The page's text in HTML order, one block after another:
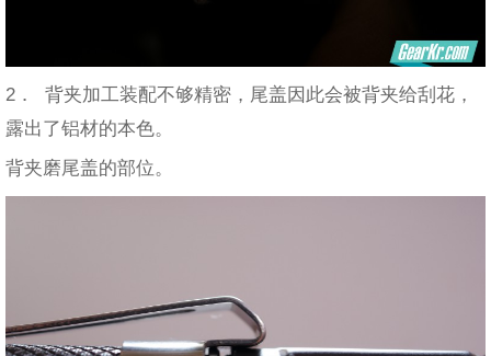
2． 背夹加工装配不够精密，尾盖因此会被背夹给刮花，
露出了铝材的本色。
背夹磨尾盖的部位。